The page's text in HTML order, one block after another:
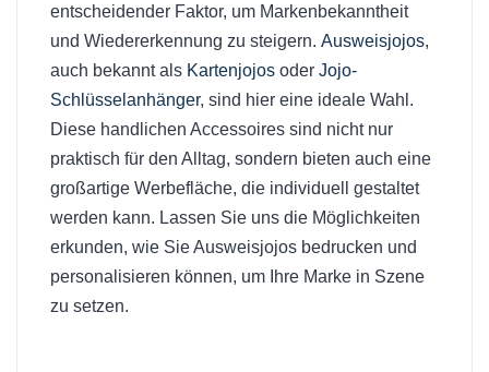
entscheidender Faktor, um Markenbekanntheit
und Wiedererkennung zu steigern. Ausweisjojos,
auch bekannt als Kartenjojos oder Jojo-
Schlüsselanhänger, sind hier eine ideale Wahl.
Diese handlichen Accessoires sind nicht nur
praktisch für den Alltag, sondern bieten auch eine
großartige Werbefläche, die individuell gestaltet
werden kann. Lassen Sie uns die Möglichkeiten
erkunden, wie Sie Ausweisjojos bedrucken und
personalisieren können, um Ihre Marke in Szene
zu setzen.